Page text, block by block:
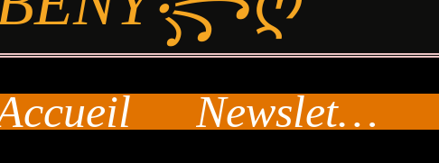
Newsletter